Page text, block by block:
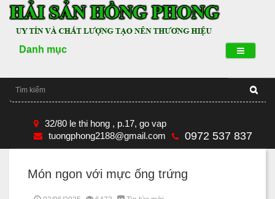
Danh mục
32/80 le thi hong , p.17, go vap
tuongphong2188@gmail.com
0972 537 837
Món ngon với mực ống trứng